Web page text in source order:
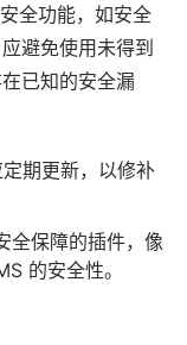
全功能，如安全
避免使用未得到
已知的安全漏
期更新，以修补
全保障的插件，像
的安全性。